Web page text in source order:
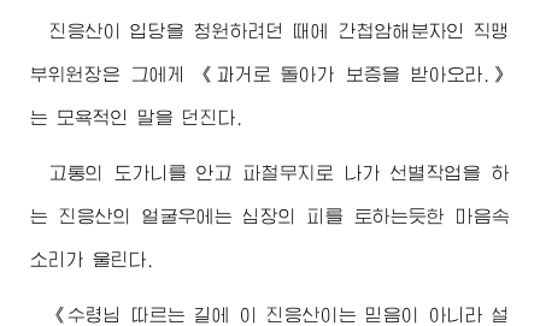
진응산이 입당을 청원하려던 때에 간첩암해분자인 직맹
부위원장은 그에게 《과거로 돌아가 보증을 받아오라.》
는 모욕적인 말을 던진다.
고통의 도가니를 안고 파철무지로 나가 선별작업을 하
는 진응산의 얼굴우에는 심장의 피를 토하는듯한 마음속
소리가 울린다.
《 수령님 따르는 길에 이 진응산이는 믿음이 아니라 설